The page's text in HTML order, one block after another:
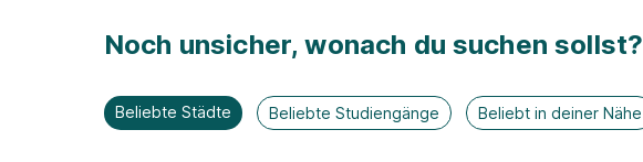
Noch unsicher, wonach du suchen sollst?
Beliebte Städte Beliebte Studiengänge Beliebt in deiner Nähe